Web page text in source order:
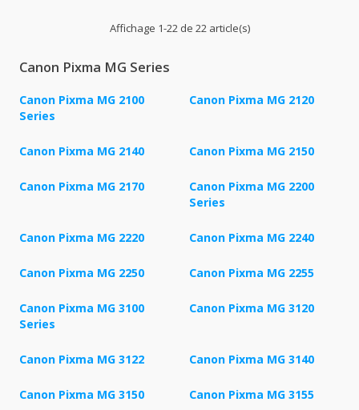
Affichage 1-22 de 22 article(s)
Canon Pixma MG Series
Canon Pixma MG 2100
Series
Canon Pixma MG 2120
Canon Pixma MG 2140 Canon Pixma MG 2150
Canon Pixma MG 2170
Canon Pixma MG 2200
Series
Canon Pixma MG 2220 Canon Pixma MG 2240
Canon Pixma MG 2250 Canon Pixma MG 2255
Canon Pixma MG 3100
Series
Canon Pixma MG 3120
Canon Pixma MG 3122 Canon Pixma MG 3140
Canon Pixma MG 3150 Canon Pixma MG 3155